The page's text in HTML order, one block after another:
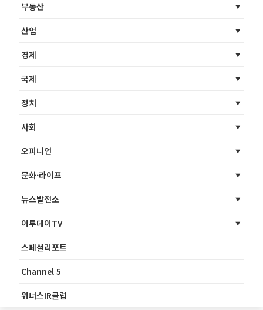
부동산
산업
경제
국제
정치
사회
오피니언
문화·라이프
뉴스발전소
이투데이TV
스페셜리포트
Channel 5
위너스IR클럽